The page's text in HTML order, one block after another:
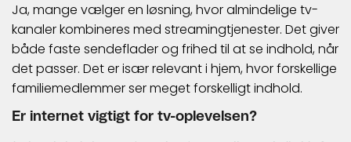
Ja, mange vælger en løsning, hvor almindelige tv-
kanaler kombineres med streamingtjenester. Det giver
både faste sendeflader og frihed til at se indhold, når
det passer. Det er især relevant i hjem, hvor forskellige
familiemedlemmer ser meget forskelligt indhold.
Er internet vigtigt for tv-oplevelsen?